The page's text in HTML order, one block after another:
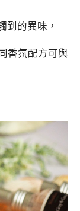
到的異味，
香氛配方可與